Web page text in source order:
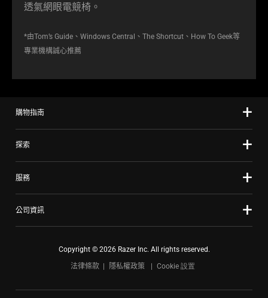
透氣網眼電競椅。
*由Tom’s Guide、Windows Central、The Shortcut、How To Geek等
專業機構誠心推薦
購物指南
探索
服務
公司資訊
Copyright © 2026 Razer Inc. All rights reserved.
法律條款
隱私權政策 Cookie 設置